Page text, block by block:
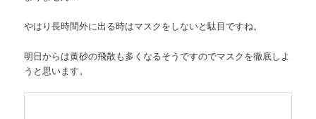
やはり長時間外に出る時はマスクをしないと駄目ですね。
明日からは黄砂の飛散も多くなるそうですのでマスクを徹底しよ
うと思います。